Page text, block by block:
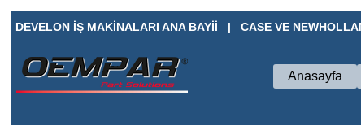
DEVELON İŞ MAKİNALARI ANA BAYİİ   |   CASE VE
Anasayfa